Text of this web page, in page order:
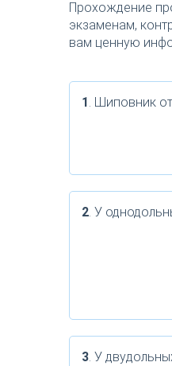
Прохождение
экзаменам,
вам ценную
1. Шиповник
2. У
3. У